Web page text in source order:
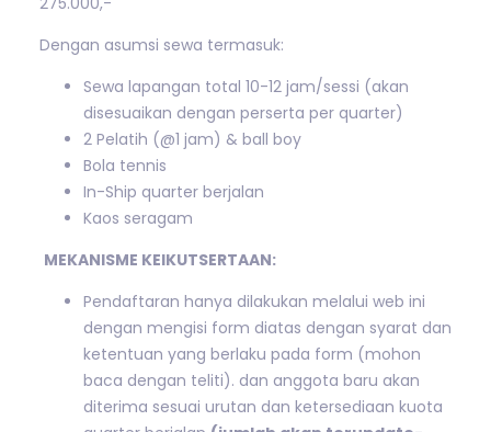
Dengan asumsi sewa termasuk:
Sewa lapangan total 10-12 jam/sessi (akan
disesuaikan dengan perserta per quarter)
2 Pelatih (@1 jam) & ball boy
Bola tennis
In-Ship quarter berjalan
Kaos seragam
MEKANISME KEIKUTSERTAAN:
Pendaftaran hanya dilakukan melalui web ini
dengan mengisi form diatas dengan syarat dan
ketentuan yang berlaku pada form (mohon
baca dengan teliti). dan anggota baru akan
diterima sesuai urutan dan ketersediaan kuota